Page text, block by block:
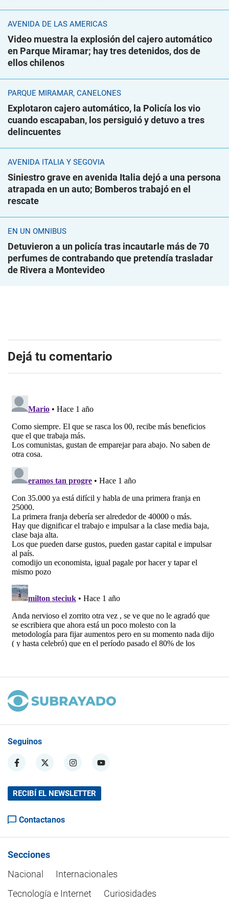
AVENIDA DE LAS AMÉRICAS
Video muestra la explosión del cajero automático
en Parque Miramar; hay tres detenidos, dos de
ellos chilenos
PARQUE MIRAMAR, CANELONES
Explotaron cajero automático, la Policía los vio
cuando escapaban, los persiguió y detuvo a tres
delincuentes
AVENIDA ITALIA Y SEGOVIA
Siniestro grave en avenida Italia dejó a una persona
atrapada en un auto; Bomberos trabajó en el
rescate
EN UN ÓMNIBUS
Detuvieron a un policía tras incautarle más de 70
perfumes de contrabando que pretendía trasladar
de Rivera a Montevideo
Dejá tu comentario
Seguinos
RECIBÍ EL NEWSLETTER
Contactanos
Secciones
Nacional
Internacionales
Tecnología e Internet
Curiosidades